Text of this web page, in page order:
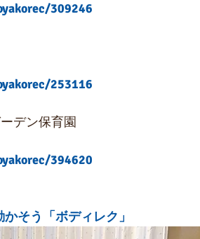
309246
253116
デン保育園
394620
そう「ボディレク」